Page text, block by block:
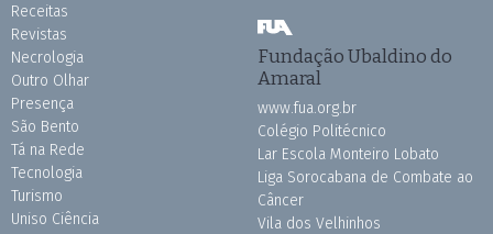
Receitas
Revistas
Necrologia
Outro Olhar
Presença
São Bento
Tá na Rede
Tecnologia
Turismo
Uniso Ciência
Fundação Ubaldino do
Amaral
www.fua.org.br
Colégio Politécnico
Lar Escola Monteiro Lobato
Liga Sorocabana de Combate ao
Câncer
Vila dos Velhinhos